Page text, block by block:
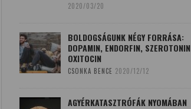
2020/03/20
BOLDOGSÁGUNK NÉGY FORRÁSA:
DOPAMIN, ENDORFIN,
OXITOCIN
CSONKA BENCE 2020/12/12
AGYÉRKATASZTRÓFÁK NYOMÁBAN